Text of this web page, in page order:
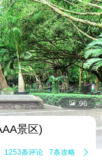
 96
景区)
1253条评论 7条攻略 